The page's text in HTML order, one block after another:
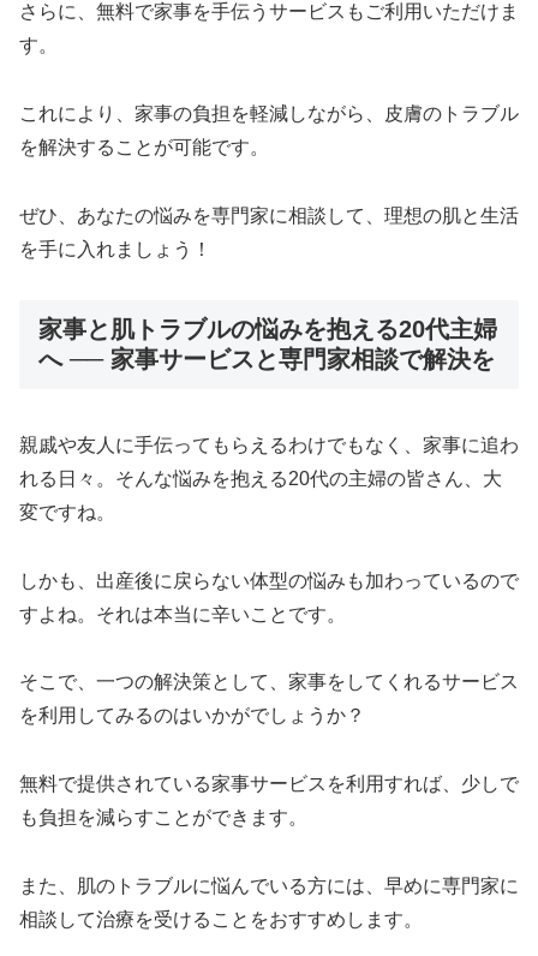
さらに、無料で家事を手伝うサービスもご利用いただけま
す。
これにより、家事の負担を軽減しながら、皮膚のトラブル
を解決することが可能です。
ぜひ、あなたの悩みを専門家に相談して、理想の肌と生活
を手に入れましょう！
家事と肌トラブルの悩みを抱える20代主婦
へ ── 家事サービスと専門家相談で解決を
親戚や友人に手伝ってもらえるわけでもなく、家事に追わ
れる日々。そんな悩みを抱える20代の主婦の皆さん、大
変ですね。
しかも、出産後に戻らない体型の悩みも加わっているので
すよね。それは本当に辛いことです。
そこで、一つの解決策として、家事をしてくれるサービス
を利用してみるのはいかがでしょうか？
無料で提供されている家事サービスを利用すれば、少しで
も負担を減らすことができます。
また、肌のトラブルに悩んでいる方には、早めに専門家に
相談して治療を受けることをおすすめします。